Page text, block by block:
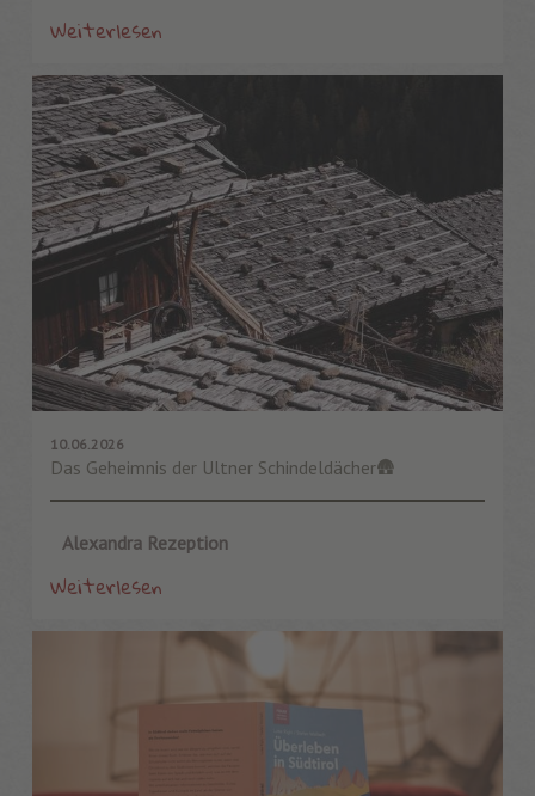
Weiterlesen
10.06.2026
Das Geheimnis der Ultner Schindeldächer🛖
Alexandra Rezeption
Weiterlesen